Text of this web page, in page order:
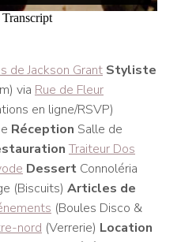
de Jackson Grant Styliste
via Rue de Fleur
en ligne/RSVP)
Réception Salle de
Traiteur Dos
Dessert Connoléria
(Biscuits) Articles de
(Boules Disco &
nord (Verrerie) Location